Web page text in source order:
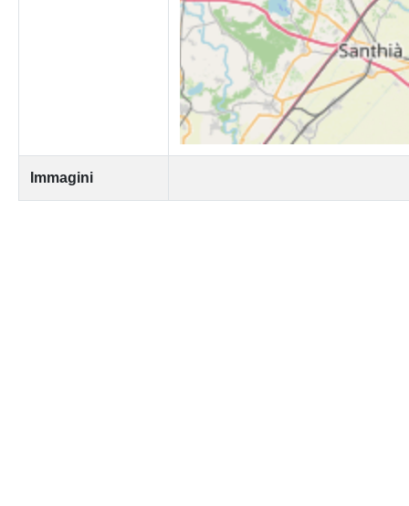
Immagini